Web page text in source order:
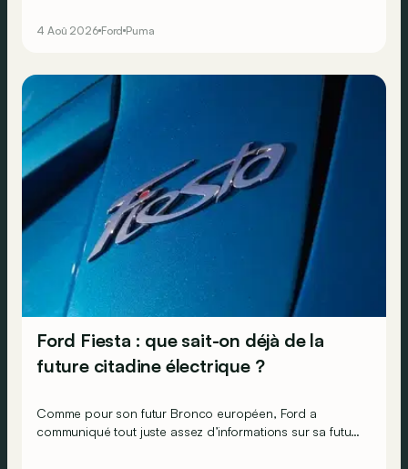
4 Aoû 2026 Ford Puma
Ford Fiesta : que sait-on déjà de la
future citadine électrique ?
Comme pour son futur Bronco européen, Ford a
communiqué tout juste assez d’informations sur sa future